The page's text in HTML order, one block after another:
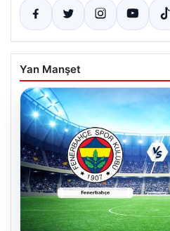
Yan Manşet